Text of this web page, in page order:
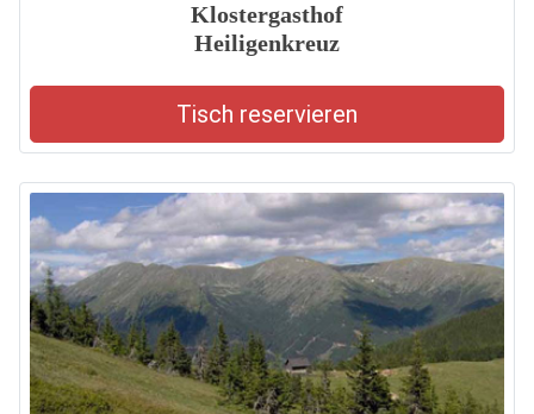
Klostergasthof
Heiligenkreuz
Tisch reservieren